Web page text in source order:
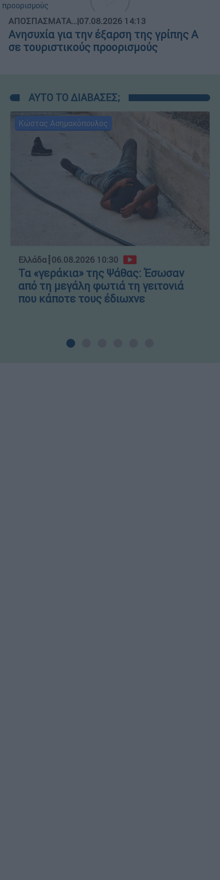
ΑΠΟΣΠΑΣΜΑΤΑ...|07.08.2026 14:13
Ανησυχία για την έξαρση της γρίπης Α
σε τουριστικούς προορισμούς
ΑΥΤΟ ΤΟ ΔΙΑΒΑΣΕΣ;
Κώστας Ασημακόπουλος
Ελλάδα┋06.08.2026 10:30
Τα «γεράκια» της Ψάθας: Έσωσαν
από τη μεγάλη φωτιά τη γειτονιά
που κάποτε τους έδιωχνε